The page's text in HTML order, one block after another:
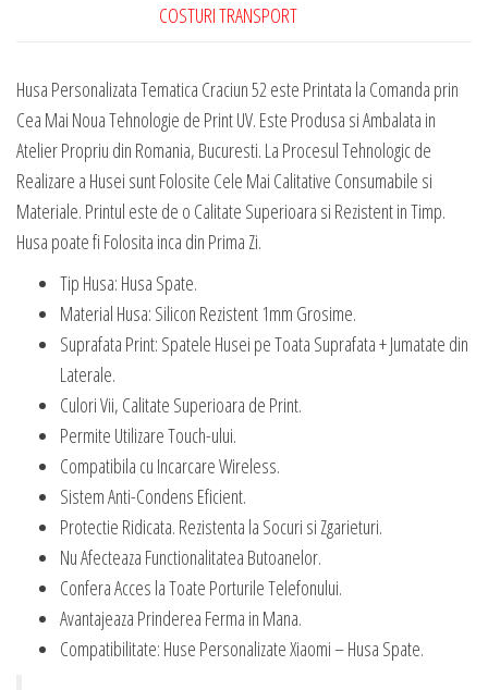
COSTURI TRANSPORT
Husa Personalizata Tematica Craciun 52 este Printata la Comanda prin
Cea Mai Noua Tehnologie de Print UV. Este Produsa si Ambalata in
Atelier Propriu din Romania, Bucuresti. La Procesul Tehnologic de
Realizare a Husei sunt Folosite Cele Mai Calitative Consumabile si
Materiale. Printul este de o Calitate Superioara si Rezistent in Timp.
Husa poate fi Folosita inca din Prima Zi.
Tip Husa: Husa Spate.
Material Husa: Silicon Rezistent 1mm Grosime.
Suprafata Print: Spatele Husei pe Toata Suprafata + Jumatate din
Laterale.
Culori Vii, Calitate Superioara de Print.
Permite Utilizare Touch-ului.
Compatibila cu Incarcare Wireless.
Sistem Anti-Condens Eficient.
Protectie Ridicata. Rezistenta la Socuri si Zgarieturi.
Nu Afecteaza Functionalitatea Butoanelor.
Confera Acces la Toate Porturile Telefonului.
Avantajeaza Prinderea Ferma in Mana.
Compatibilitate: Huse Personalizate Xiaomi – Husa Spate.